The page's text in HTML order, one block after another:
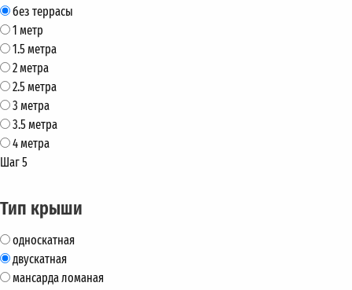
без террасы
1 метр
1.5 метра
2 метра
2.5 метра
3 метра
3.5 метра
4 метра
Шаг 5
Тип крыши
односкатная
двускатная
мансарда ломаная